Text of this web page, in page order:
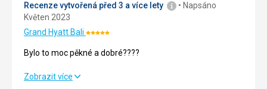
Recenze vytvořená před 3 a více lety
Napsáno
Květen 2023
Grand Hyatt BaliHodnocení:
5/5
Bylo to moc pěkné a dobré????
Bylo to moc pěkné a dobré????
Zobrazit více